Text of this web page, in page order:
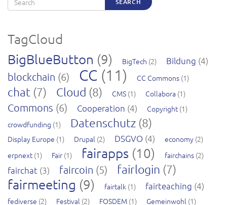
TagCloud
BigBlueButton (9) BigTech (2) Bildung (4)
blockchain (6) CC (11) CC Commons (1)
chat (7) Cloud (8) CMS (1) Collabora (1)
Commons (6) Cooperation (4) Copyright (1)
crowdfunding (1) Datenschutz (8)
Display Europe (1) Drupal (2) DSGVO (4) economy (2)
erpnext (1) Fair (1) fairapps (10) fairchains (2)
fairchat (3) faircoin (5) fairlogin (7)
fairmeeting (9) fairtalk (1) fairteaching (4)
fediverse (2) Festival (2) FOSDEM (1) Gemeinwohl (1)